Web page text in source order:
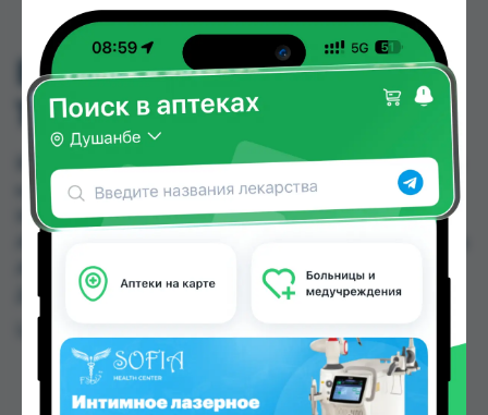
ВИТАМИН С ЖИДКИЙ
118МЛ (АМЕРИКА)
ВИТАМИН С ЖИДКИЙ 118МЛ (АМЕРИКА) можно
купить или заказать в аптеках, Саховати
Истаравшан, GS Дорухона, Zoirpharm.tj,
АХРОМ по цене от 3.40 TJS до 73.00 TJS в
Душанбе и других городах Таджикистана